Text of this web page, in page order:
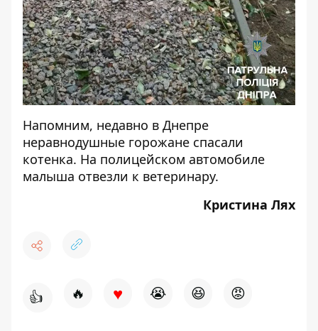
Напомним, недавно в Днепре
неравнодушные горожане спасали
котенка. На полицейском автомобиле
малыша отвезли к ветеринару.
Кристина Лях
👍 🔥 ♥ 😭 😆 😡